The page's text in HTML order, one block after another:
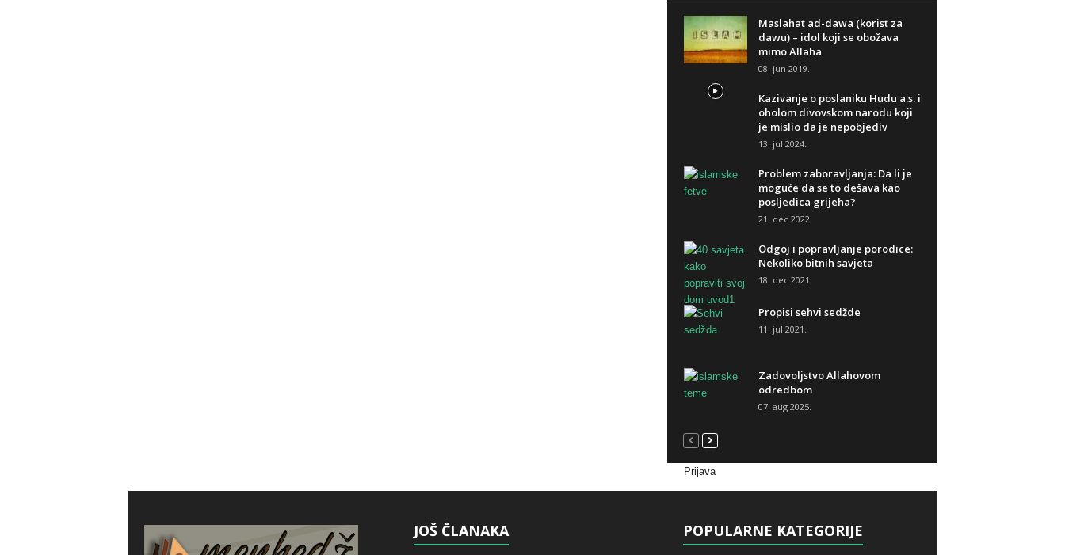
Maslahat ad-dawa (korist za
dawu) – idol koji se obožava
mimo Allaha
08. jun 2019.
Kazivanje o poslaniku Hudu a.s. i
oholom divovskom narodu koji
je mislio da je nepobjediv
13. jul 2024.
Problem zaboravljanja: Da li je
moguće da se to dešava kao
posljedica grijeha?
21. dec 2022.
Odgoj i popravljanje porodice:
Nekoliko bitnih savjeta
18. dec 2021.
Propisi sehvi sedžde
11. jul 2021.
Zadovoljstvo Allahovom
odredbom
07. aug 2025.
Prijava
JOŠ ČLANAKA POPULARNE KATEGORIJE